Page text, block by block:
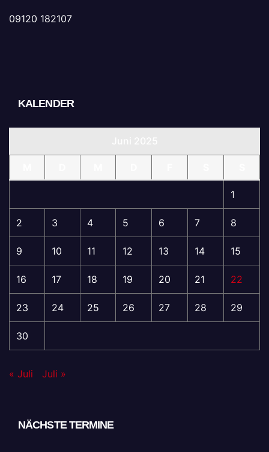
09120 182107
KALENDER
1
2 3 4 5 6 7 8
9 10 11 12 13 14 15
16 17 18 19 20 21 22
23 24 25 26 27 28 29
30
« Juli Juli »
NÄCHSTE TERMINE